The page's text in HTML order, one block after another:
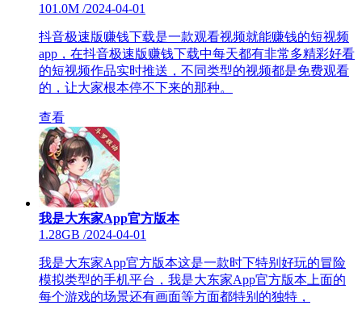
101.0M /2024-04-01
抖音极速版赚钱下载是一款观看视频就能赚钱的短视频
app，在抖音极速版赚钱下载中每天都有非常多精彩好看
的短视频作品实时推送，不同类型的视频都是免费观看
的，让大家根本停不下来的那种。
查看
我是大东家App官方版本
1.28GB /2024-04-01
我是大东家App官方版本这是一款时下特别好玩的冒险
模拟类型的手机平台，我是大东家App官方版本上面的
每个游戏的场景还有画面等方面都特别的独特，